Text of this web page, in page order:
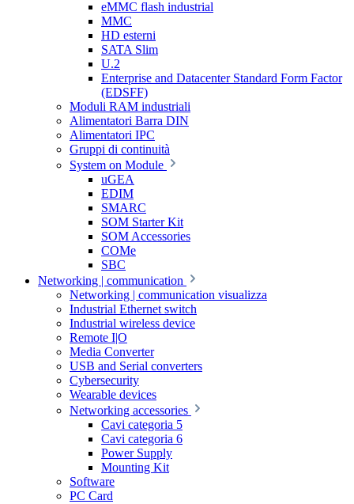
eMMC flash industrial
MMC
HD esterni
SATA Slim
U.2
Enterprise and Datacenter Standard Form Factor
(EDSFF)
Moduli RAM industriali
Alimentatori Barra DIN
Alimentatori IPC
Gruppi di continuità
System on Module
uGEA
EDIM
SMARC
SOM Starter Kit
SOM Accessories
COMe
SBC
Networking | communication
Networking | communication visualizza
Industrial Ethernet switch
Industrial wireless device
Remote I|O
Media Converter
USB and Serial converters
Cybersecurity
Wearable devices
Networking accessories
Cavi categoria 5
Cavi categoria 6
Power Supply
Mounting Kit
Software
PC Card